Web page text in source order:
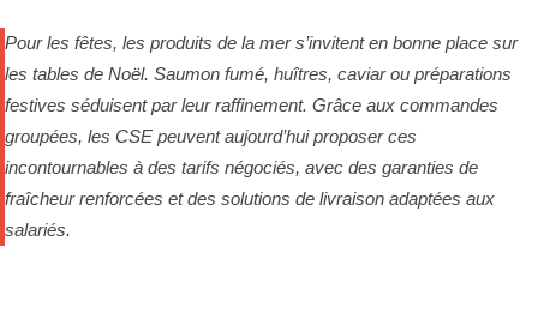
Pour les fêtes, les produits de la mer s’invitent en bonne place sur
les tables de Noël. Saumon fumé, huîtres, caviar ou préparations
festives séduisent par leur raffinement. Grâce aux commandes
groupées, les CSE peuvent aujourd’hui proposer ces
incontournables à des tarifs négociés, avec des garanties de
fraîcheur renforcées et des solutions de livraison adaptées aux
salariés.